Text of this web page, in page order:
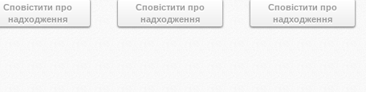
Сповістити про
надходження
Сповістити про
надходження
Сповістити про
надходження